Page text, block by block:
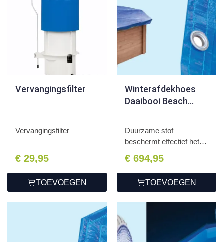
Vervangingsfilter
Vervangingsfilter
€ 29,95
TOEVOEGEN
Winterafdekhoes
Daaibooi Beach
Duurzame stof
beschermt effectief het
€ 694,95
TOEVOEGEN